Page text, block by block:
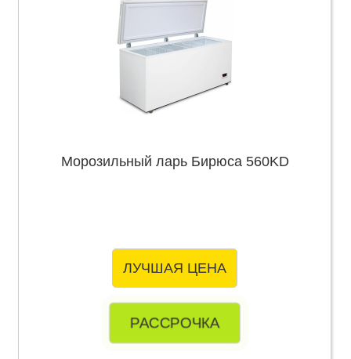
Морозильный ларь Бирюса 560KD
ЛУЧШАЯ ЦЕНА
РАССРОЧКА